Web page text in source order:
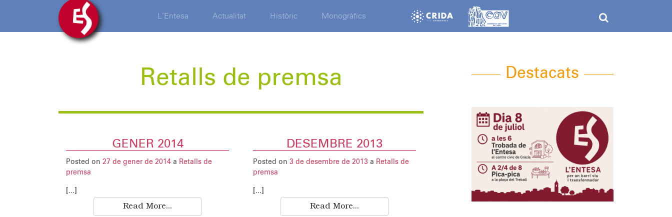
L’Entesa Actualitat Històric Monogràfics
Retalls de premsa
GENER 2014
Posted on 27 de gener de 2014 a Retalls de
premsa
[...]
Read More...
DESEMBRE 2013
Posted on 3 de desembre de 2013 a Retalls de
premsa
[...]
Read More...
Destacats